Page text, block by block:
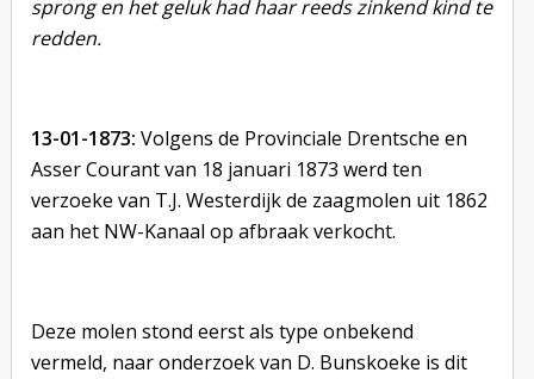
sprong en het geluk had haar reeds zinkend kind te
redden.
13-01-1873: Volgens de Provinciale Drentsche en
Asser Courant van 18 januari 1873 werd ten
verzoeke van T.J. Westerdijk de zaagmolen uit 1862
aan het NW-Kanaal op afbraak verkocht.
Deze molen stond eerst als type onbekend
vermeld, naar onderzoek van D. Bunskoeke is dit